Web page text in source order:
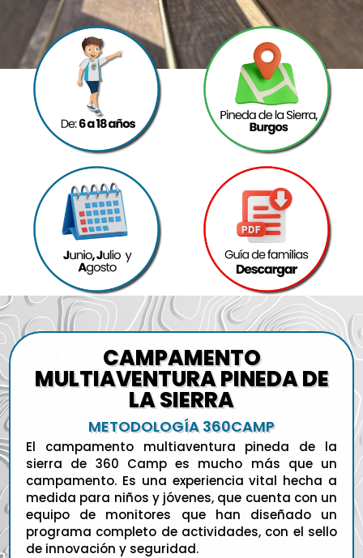
CAMPAMENTO
MULTIAVENTURA PINEDA DE
LA SIERRA
METODOLOGÍA 360CAMP
El campamento multiaventura pineda de la
sierra de 360 Camp es mucho más que un
campamento. Es una experiencia vital hecha a
medida para niños y jóvenes, que cuenta con un
equipo de monitores que han diseñado un
programa completo de actividades, con el sello
de innovación y seguridad.